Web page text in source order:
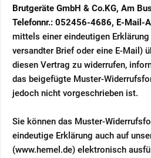
Brutgeräte GmbH & Co.KG, Am
Telefonnr.: 052456-4686, E-Mail-
mittels einer eindeutigen
versandter Brief oder eine E-Mail)
diesen Vertrag zu widerrufen,
das beigefügte Muster-
jedoch nicht vorgeschrieben ist.
Sie können das Muster-
eindeutige Erklärung auch auf
(www.hemel.de) elektronisch